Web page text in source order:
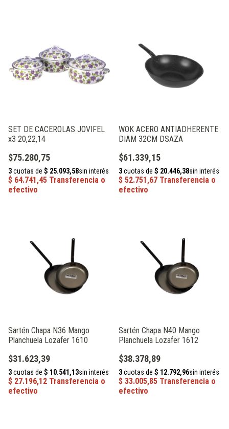
SET DE CACEROLAS JOVIFEL
x3 20,22,14
$75.280,75
WOK ACERO ANTIADHERENTE
DIAM 32CM DSAZA
$61.339,15
Sartén Chapa N36 Mango
Planchuela Lozafer 1610
$31.623,39
Sartén Chapa N40 Mango
Planchuela Lozafer 1612
$38.378,89